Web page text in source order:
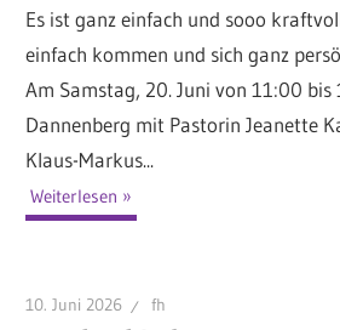
Es ist ganz einfach und sooo
einfach kommen und sich ganz
Am Samstag, 20. Juni von 11:00
Dannenberg mit Pastorin Jeanette
Klaus-Markus...
Weiterlesen
10. Juni 2026 fh